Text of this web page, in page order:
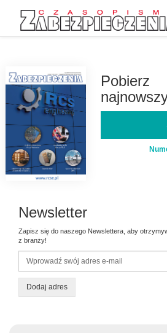
Pobierz
Newsletter
Zapisz się do naszego Newslettera, aby
z branży!
Dodaj adres